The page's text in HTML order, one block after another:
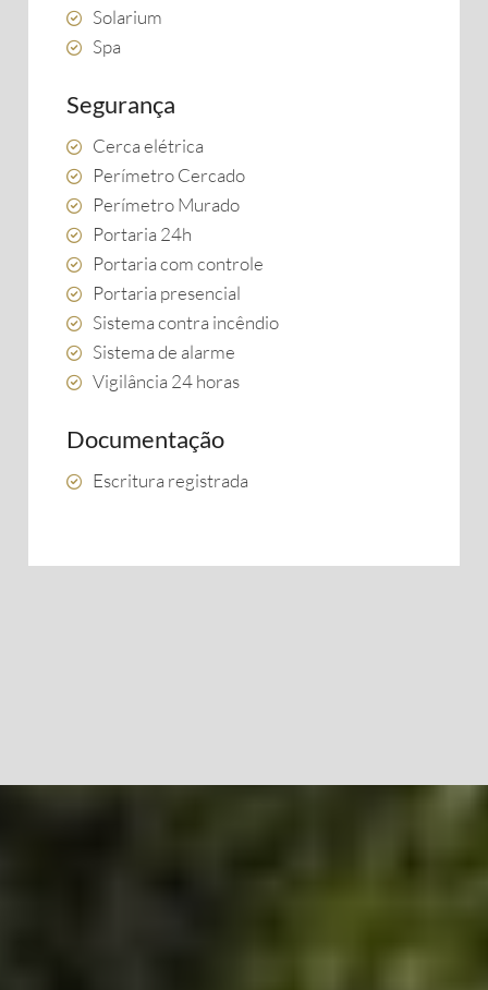
Solarium
Spa
Segurança
Cerca elétrica
Perímetro Cercado
Perímetro Murado
Portaria 24h
Portaria com controle
Portaria presencial
Sistema contra incêndio
Sistema de alarme
Vigilância 24 horas
Documentação
Escritura registrada